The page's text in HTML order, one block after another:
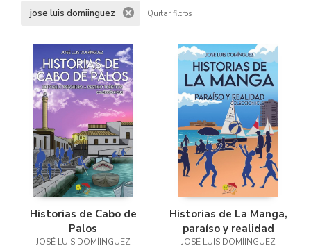
jose luis domiinguez Quitar filtros
Historias de Cabo de
Palos
JOSÉ LUIS DOMÍINGUEZ
Historias de La Manga,
paraíso y realidad
JOSÉ LUIS DOMÍINGUEZ